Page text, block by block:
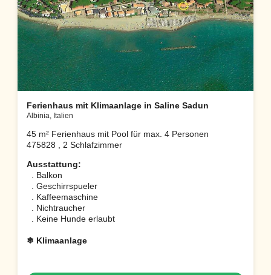
Ferienhaus mit Klimaanlage in Saline Sadun
Albinia, Italien
45 m² Ferienhaus mit Pool für max. 4 Personen
475828 , 2 Schlafzimmer
Ausstattung:
. Balkon
. Geschirrspueler
. Kaffeemaschine
. Nichtraucher
. Keine Hunde erlaubt
❄ Klimaanlage